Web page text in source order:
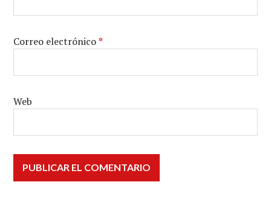
Correo electrónico*
Web